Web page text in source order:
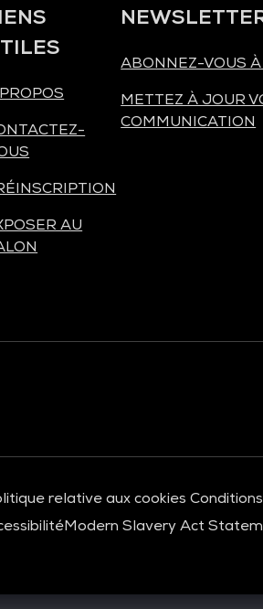
AU
ABONNEZ-VOUS
METTEZ À JOUR
COMMUNICATION
relative aux cookies
Modern Slavery Act